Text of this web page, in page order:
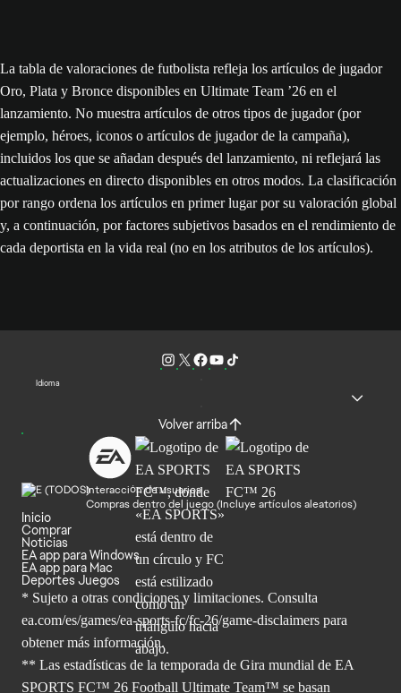
La tabla de valoraciones de futbolista refleja los artículos de jugador
Oro, Plata y Bronce disponibles en Ultimate Team ’26 en el
lanzamiento. No muestra artículos de otros tipos de jugador (por
ejemplo, héroes, iconos o artículos de jugador de la campaña),
incluidos los que se añadan después del lanzamiento, ni reflejará las
actualizaciones en directo disponibles en otros modos. La clasificación
por rango ordena los artículos en primer lugar por su valoración global
y, a continuación, por factores subjetivos basados en el rendimiento de
cada deportista en la vida real (no en los atributos de los artículos).
Idioma
Volver arriba
Interacción de usuarios
Compras dentro del juego (Incluye artículos aleatorios)
Inicio
Comprar
Noticias
EA app para Windows
EA app para Mac
Deportes Juegos
* Sujeto a otras condiciones y limitaciones. Consulta
ea.com/es/games/ea-sports-fc/fc-26/game-disclaimers para
obtenermás información.
** Las estadísticas de la temporada de Gira mundial de EA
SPORTS FC™ 26 Football Ultimate Team™ se basan